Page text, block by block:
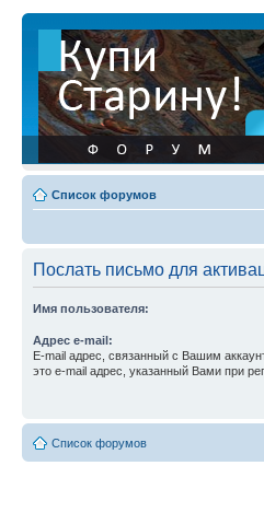
Список форумов
Послать письмо для
Имя пользователя:
Адрес e-mail:
E-mail адрес, связанный с Вашим
это e-mail адрес, указанный Вами при
Список форумов